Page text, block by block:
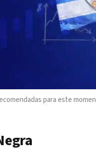
para este